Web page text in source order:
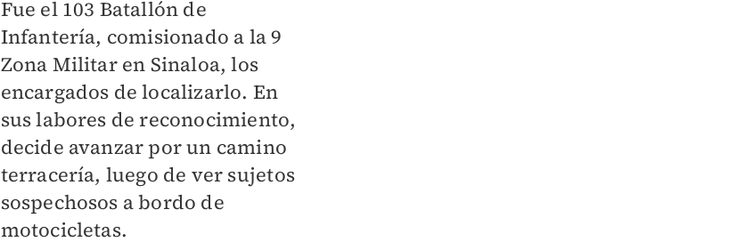
Fue el 103 Batallón de
Infantería, comisionado a la 9
Zona Militar en Sinaloa, los
encargados de localizarlo. En
sus labores de reconocimiento,
decide avanzar por un camino
terracería, luego de ver sujetos
sospechosos a bordo de
motocicletas.